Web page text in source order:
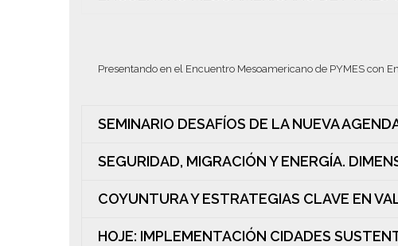
Presentando en el Encuentro Mesoamericano de PYMES con
SEMINARIO DESAFÍOS DE LA NUEVA
SEGURIDAD, MIGRACIÓN Y ENERGÍA.
COYUNTURA Y ESTRATEGIAS CLAVE EN
HOJE: IMPLEMENTACIÓN CIDADES